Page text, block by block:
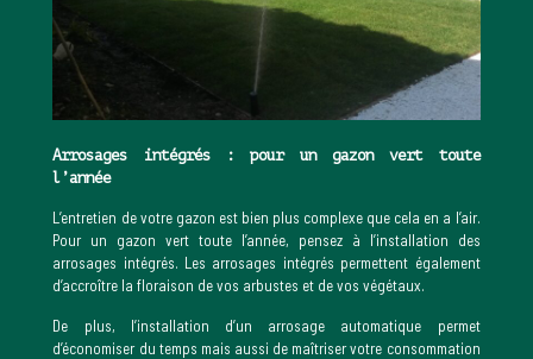
Arrosages intégrés : pour un gazon vert toute
l’année
L’entretien de votre gazon est bien plus complexe que cela en a l’air.
Pour un gazon vert toute l’année, pensez à l’installation des
arrosages intégrés. Les arrosages intégrés permettent également
d’accroître la floraison de vos arbustes et de vos végétaux.
De plus, l’installation d’un arrosage automatique permet
d’économiser du temps mais aussi de maîtriser votre consommation